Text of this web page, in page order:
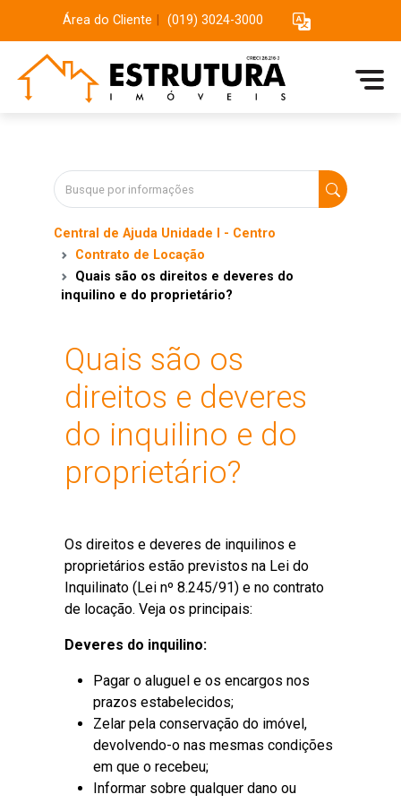
Área do Cliente (019) 3024-3000
Central de Ajuda Unidade I - Centro
Contrato de Locação
Quais são os direitos e deveres do
inquilino e do proprietário?
Quais são os
direitos e deveres
do inquilino e do
proprietário?
Os direitos e deveres de inquilinos e
proprietários estão previstos na Lei do
Inquilinato (Lei nº 8.245/91) e no contrato
de locação. Veja os principais:
Deveres do inquilino:
Pagar o aluguel e os encargos nos
prazos estabelecidos;
Zelar pela conservação do imóvel,
devolvendo-o nas mesmas condições
em que o recebeu;
Informar sobre qualquer dano ou